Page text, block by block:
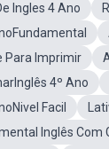
Ingles 4 Ano
Para Imprimir
4º Ano
Facil
Inglês Com